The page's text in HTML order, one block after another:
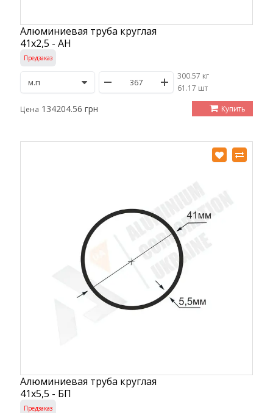
Алюминиевая труба круглая
41х2,5 - АН
Предзаказ
300.57 кг
/61.17 шт
Цена 134204.56 грн Купить
Алюминиевая труба круглая
41х5,5 - БП
Предзаказ